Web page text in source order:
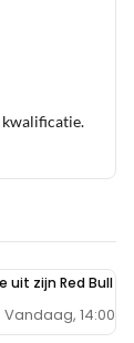
kwalificatie.
uit zijn Red Bull
Vandaag, 14:00